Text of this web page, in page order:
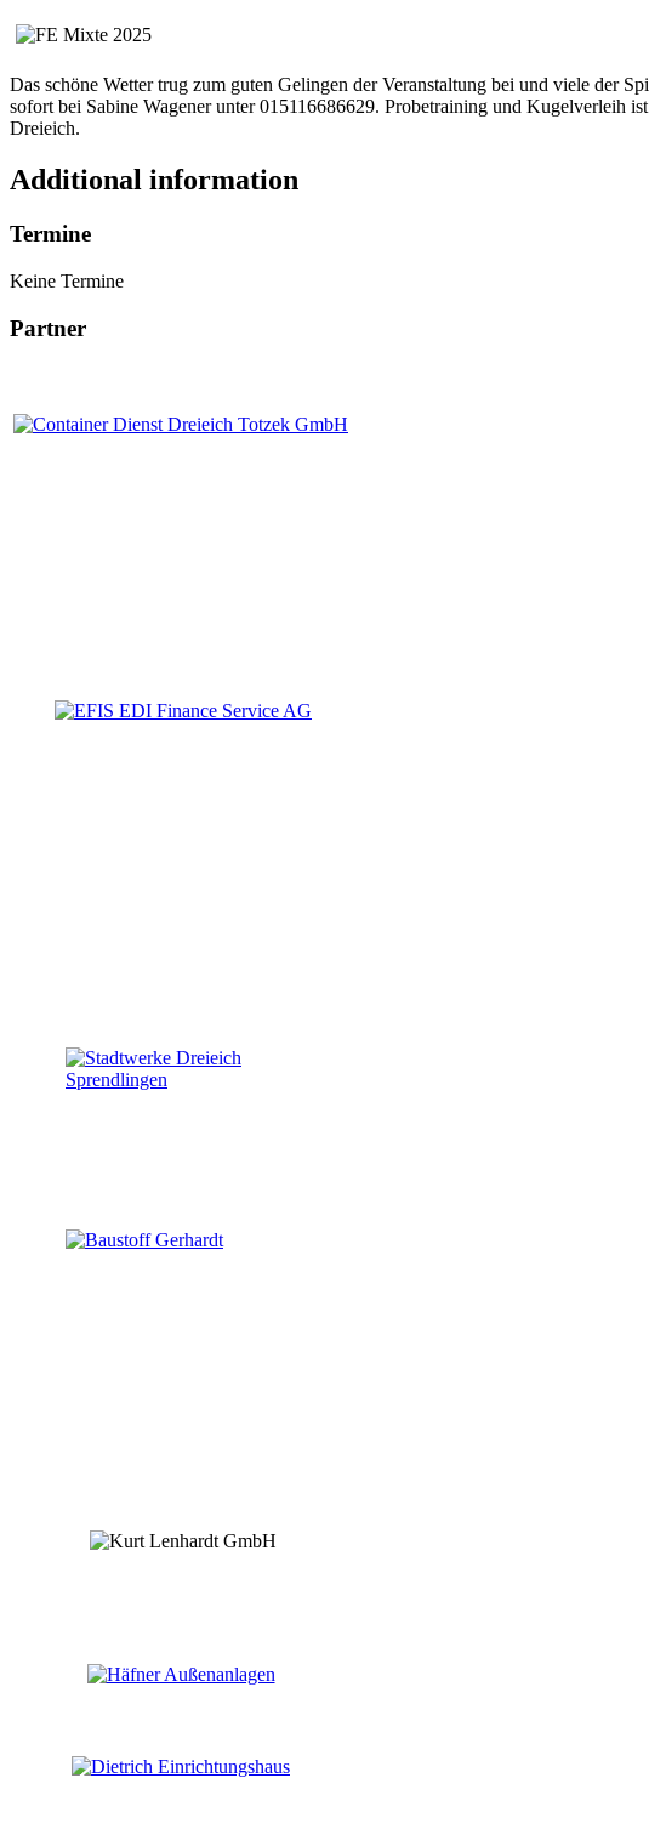
Das schöne Wetter trug zum guten Gelingen der Veranstaltung bei und viele der
sofort bei Sabine Wagener unter 015116686629. Probetraining und Kugelverleih
Dreieich.
Additional information
Termine
Keine Termine
Partner